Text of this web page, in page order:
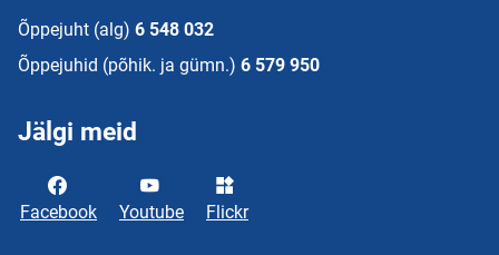
Õppejuht (alg) 6 548 032
Õppejuhid (põhik. ja gümn.) 6 579 950
Jälgi meid
Facebook Youtube Flickr